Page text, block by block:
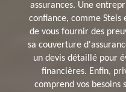
assurances. Une
confiance, comme
de vous fournir des
sa couverture
un devis détaillé pour
financières. Enfin,
comprend vos besoins